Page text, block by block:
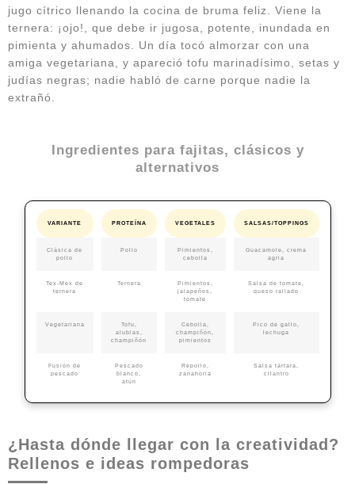
jugo cítrico llenando la cocina de bruma feliz. Viene la
ternera: ¡ojo!, que debe ir jugosa, potente, inundada en
pimienta y ahumados. Un día tocó almorzar con una
amiga vegetariana, y apareció tofu marinadísimo, setas y
judías negras; nadie habló de carne porque nadie la
extrañó.
Ingredientes para fajitas, clásicos y
alternativos
VARIANTE PROTEÍNA VEGETALES SALSAS/TOPPINGS
Clásica de
pollo
Pollo
Pimientos,
cebolla
Guacamole, crema
agria
Tex-Mex de
ternera
Ternera
Pimientos,
jalapeños,
tomate
Salsa de tomate,
queso rallado
Vegetariana
Tofu,
alubias,
champiñón
Cebolla,
champiñón,
pimientos
Pico de gallo,
lechuga
Fusión de
pescado
Pescado
blanco,
atún
Repollo,
zanahoria
Salsa tártara,
cilantro
¿Hasta dónde llegar con la creatividad?
Rellenos e ideas rompedoras